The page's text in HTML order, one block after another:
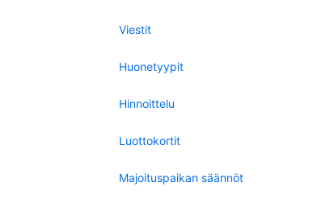
Viestit
Huonetyypit
Hinnoittelu
Luottokortit
Majoituspaikan säännöt